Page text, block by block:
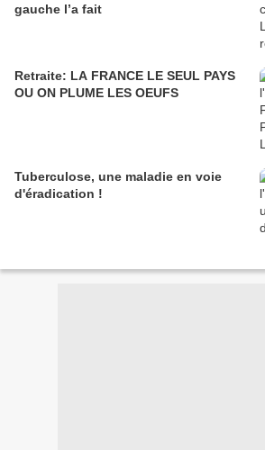
gauche l’a fait
Retraite: LA FRANCE LE SEUL PAYS
OU ON PLUME LES OEUFS
Tuberculose, une maladie en voie
d'éradication !